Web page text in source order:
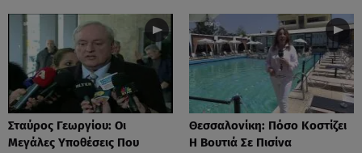
Σταύρος Γεωργίου: Οι
Μεγάλες Υποθέσεις Που
Θεσσαλονίκη: Πόσο Κοστίζει
Η Βουτιά Σε Πισίνα